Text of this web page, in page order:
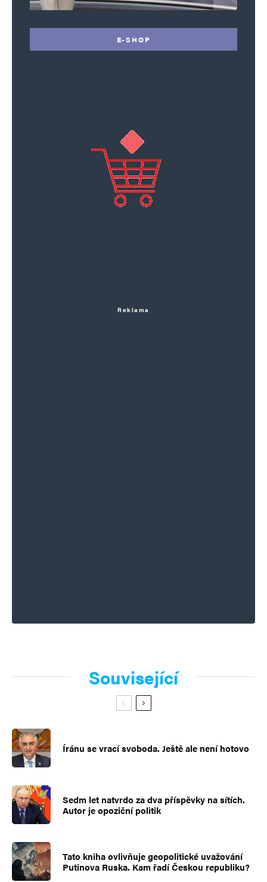
E-SHOP
Reklama
Související
Íránu se vrací svoboda. Ještě ale není hotovo
Sedm let natvrdo za dva příspěvky na sítích.
Autor je opoziční politik
Tato kniha ovlivňuje geopolitické uvažování
Putinova Ruska. Kam řadí Českou republiku?